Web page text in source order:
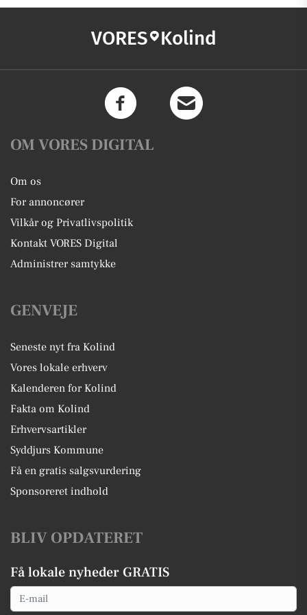
VORES Kolind
OM VORES DIGITAL
Om os
For annoncører
Vilkår og Privatlivspolitik
Kontakt VORES Digital
Administrer samtykke
GENVEJE
Seneste nyt fra Kolind
Vores lokale erhverv
Kalenderen for Kolind
Fakta om Kolind
Erhvervsartikler
Syddjurs Kommune
Få en gratis salgsvurdering
Sponsoreret indhold
BLIV OPDATERET
Få lokale nyheder GRATIS
Email